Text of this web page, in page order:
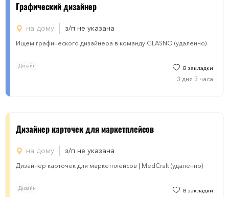
Графический дизайнер
на дому з/п не указана
Ищем графического дизайнера в команду GLASNO (удаленно)
Дизайн В закладки
3 дня 3 часа
Дизайнер карточек для маркетплейсов
на дому з/п не указана
Дизайнер карточек для маркетплейсов | MedCraft (удаленно)
Дизайн В закладки